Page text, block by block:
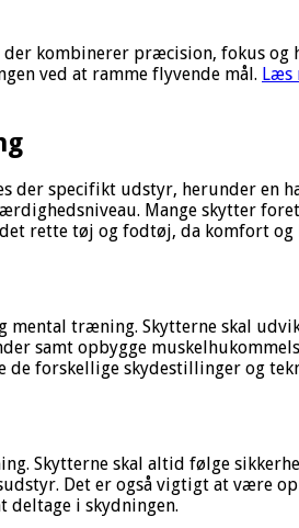
kombinerer præcision, fokus
ved at ramme flyvende mål. Læs
der specifikt udstyr, herunder
Mange skytter
rette tøj og fodtøj, da komfort
mental træning. Skytterne skal
samt opbygge
forskellige skydestillinger og
Skytterne skal altid følge
Det er også vigtigt at være
deltage i skydningen.